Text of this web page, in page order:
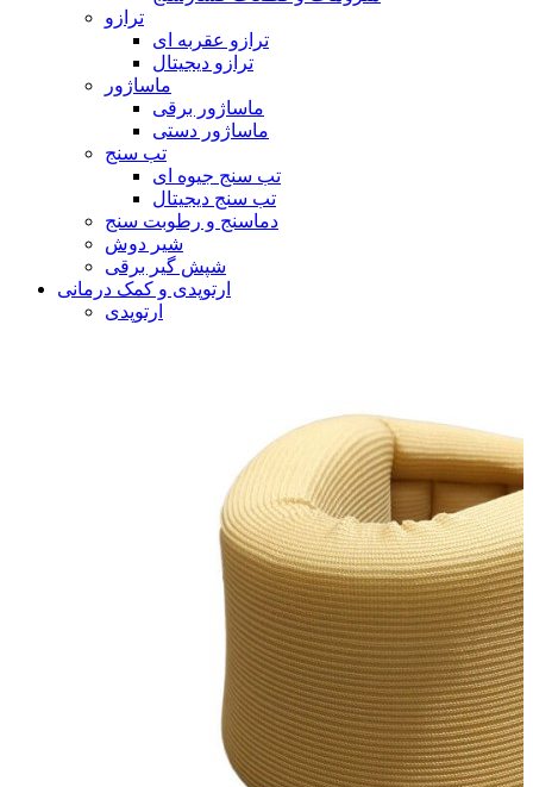
ترازو
ترازو عقربه ای
ترازو دیجیتال
ماساژور
ماساژور برقی
ماساژور دستی
تب سنج
تب سنج جیوه ای
تب سنج دیجیتال
دماسنج و رطوبت سنج
شیر دوش
شپش گیر برقی
ارتوپدی و کمک درمانی
ارتوپدی